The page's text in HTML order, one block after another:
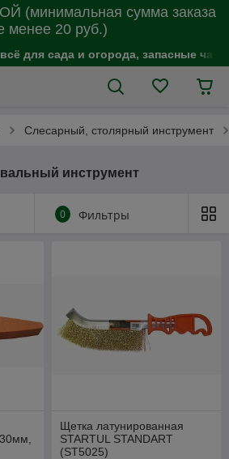
(минимальная сумма заказа
менее 20 руб.)
для сада и огорода, запасные
Слесарный, столярный инструмент
инструмент
0 Фильтры
Щетка латунированная
STARTUL STANDART
(ST5025)